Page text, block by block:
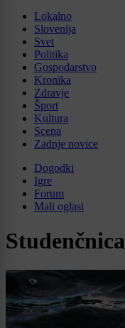
Lokalno
Slovenija
Svet
Politika
Gospodarstvo
Kronika
Zdravje
Šport
Kultura
Scena
Zadnje novice
Dogodki
Igre
Forum
Mali oglasi
Studenčnica